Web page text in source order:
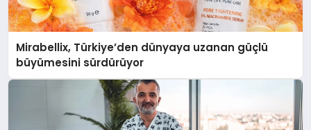
Mirabellix, Türkiye’den dünyaya uzanan güçlü
büyümesini sürdürüyor